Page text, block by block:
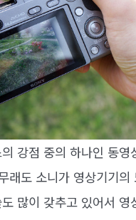
강점 중의 하나인 동영
래도 소니가 영상기기의
많이 갖추고 있어서 영